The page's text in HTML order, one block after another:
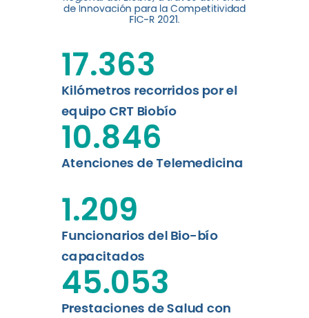
digital a los habitantes...
Leer más
de Innovación para la Competitividad
FIC-R 2021.
Kilómetros recorridos por el
equipo CRT Biobío
17.363
Atenciones de Telemedicina
10.846
Funcionarios del Bio-bío
capacitados
1.209
Prestaciones de Salud con
45.053